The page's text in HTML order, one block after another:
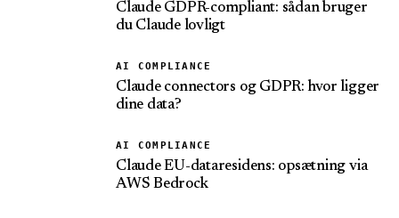
Claude GDPR-compliant: sådan bruger
du Claude lovligt
AI COMPLIANCE
Claude connectors og GDPR: hvor ligger
dine data?
AI COMPLIANCE
Claude EU-dataresidens: opsætning via
AWS Bedrock